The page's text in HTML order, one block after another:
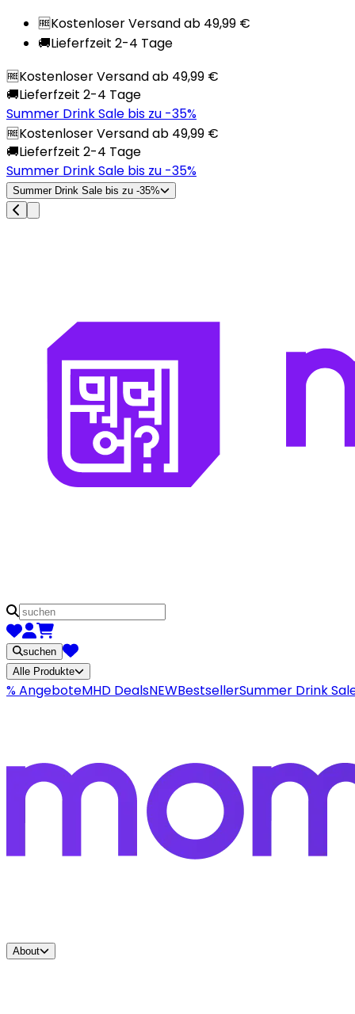
🆓Kostenloser Versand ab 49,99 €
🚚Lieferfzeit 2-4 Tage
🆓Kostenloser Versand ab 49,99 €
🚚Lieferfzeit 2-4 Tage
Summer Drink Sale bis zu -35%
🆓Kostenloser Versand ab 49,99 €
🚚Lieferfzeit 2-4 Tage
Summer Drink Sale bis zu -35%
Summer Drink Sale bis zu -35%
suchen
Alle Produkte
% AngeboteMHD DealsNEWBestsellerSummer Drink
About